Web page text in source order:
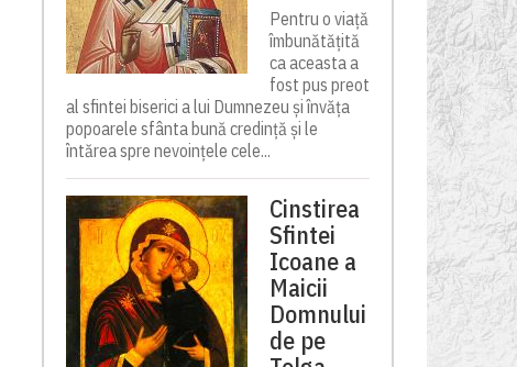
Pentru o viață
îmbunătățită
ca aceasta a
fost pus preot
al sfintei biserici a lui Dumnezeu și învăța
popoarele sfânta bună credință și le
întărea spre nevoințele cele...
Cinstirea
Sfintei
Icoane a
Maicii
Domnului
de pe